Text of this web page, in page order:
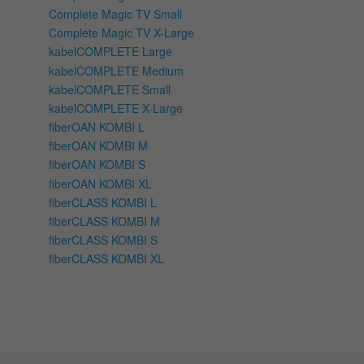
Complete Magic TV Small
Complete Magic TV X-Large
kabelCOMPLETE Large
kabelCOMPLETE Medium
kabelCOMPLETE Small
kabelCOMPLETE X-Large
fiberOAN KOMBI L
fiberOAN KOMBI M
fiberOAN KOMBI S
fiberOAN KOMBI XL
fiberCLASS KOMBI L
fiberCLASS KOMBI M
fiberCLASS KOMBI S
fiberCLASS KOMBI XL